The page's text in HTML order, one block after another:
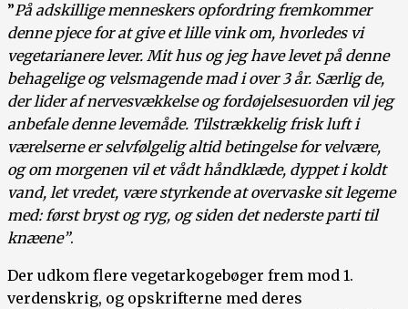
”På adskillige menneskers opfordring fremkommer
denne pjece for at give et lille vink om, hvorledes vi
vegetarianere lever. Mit hus og jeg have levet på denne
behagelige og velsmagende mad i over 3 år. Særlig de,
der lider af nervesvækkelse og fordøjelsesuorden vil jeg
anbefale denne levemåde. Tilstrækkelig frisk luft i
værelserne er selvfølgelig altid betingelse for velvære,
og om morgenen vil et vådt håndklæde, dyppet i koldt
vand, let vredet, være styrkende at overvaske sit legeme
med: først bryst og ryg, og siden det nederste parti til
knæene”.
Der udkom flere vegetarkogebøger frem mod 1.
verdenskrig, og opskrifterne med deres